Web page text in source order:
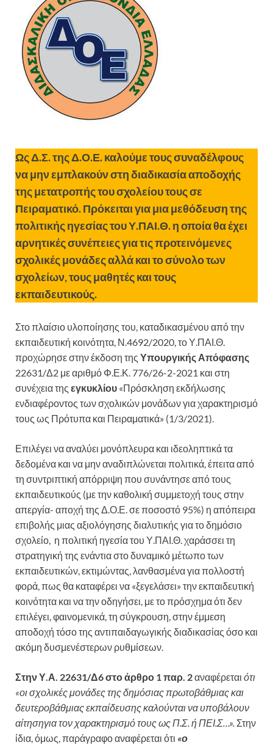
Ως Δ.Σ. της Δ.Ο.Ε. καλούμε τους συναδέλφους
να μην εμπλακούν στη διαδικασία αποδοχής
της μετατροπής του σχολείου τους σε
Πειραματικό. Πρόκειται για μια μεθόδευση της
πολιτικής ηγεσίας του Υ.ΠΑΙ.Θ. η οποία θα έχει
αρνητικές συνέπειες για τις προτεινόμενες
σχολικές μονάδες αλλά και το σύνολο των
σχολείων, τους μαθητές και τους
εκπαιδευτικούς.
Στο πλαίσιο υλοποίησης του, καταδικασμένου από την
εκπαιδευτική κοινότητα, Ν.4692/2020, το Υ.ΠΑΙ.Θ.
προχώρησε στην έκδοση της Υπουργικής Απόφασης
22631/Δ2 με αριθμό Φ.Ε.Κ. 776/26-2-2021 και στη
συνέχεια της εγκυκλίου «Πρόσκληση εκδήλωσης
ενδιαφέροντος των σχολικών μονάδων για χαρακτηρισμό
τους ως Πρότυπα και Πειραματικά» (1/3/2021).
Επιλέγει να αναλύει μονόπλευρα και ιδεοληπτικά τα
δεδομένα και να μην αναδιπλώνεται πολιτικά, έπειτα από
τη συντριπτική απόρριψη που συνάντησε από τους
εκπαιδευτικούς (με την καθολική συμμετοχή τους στην
απεργία- αποχή της Δ.Ο.Ε. σε ποσοστό 95%) η απόπειρα
επιβολής μιας αξιολόγησης διαλυτικής για το δημόσιο
σχολείο, η πολιτική ηγεσία του Υ.ΠΑΙ.Θ. χαράσσει τη
στρατηγική της ενάντια στο δυναμικό μέτωπο των
εκπαιδευτικών, εκτιμώντας, λανθασμένα για πολλοστή
φορά, πως θα καταφέρει να «ξεγελάσει» την εκπαιδευτική
κοινότητα και να την οδηγήσει, με το πρόσχημα ότι δεν
επιλέγει, φαινομενικά, τη σύγκρουση, στην έμμεση
αποδοχή τόσο της αντιπαιδαγωγικής διαδικασίας όσο και
ακόμη δυσμενέστερων ρυθμίσεων.
Στην Υ.Α. 22631/Δ6 στο άρθρο 1 παρ. 2αναφέρεται ότι
«οισχολικές μονάδες της δημόσιας πρωτοβάθμιας και
δευτεροβάθμιας εκπαίδευσης καλούνται να υποβάλουν
αίτησηγια τον χαρακτηρισμό τους ως Π.Σ. ή ΠΕΙ.Σ…». Στην
ίδια, όμως, παράγραφο αναφέρεται ότι «ο